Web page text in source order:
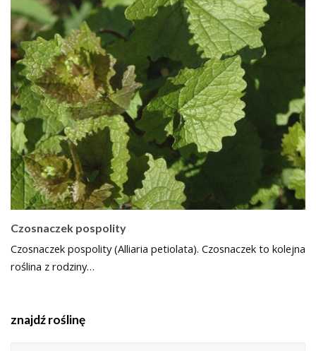
Czosnaczek pospolity
Czosnaczek pospolity (Alliaria petiolata). Czosnaczek to kolejna
roślina z rodziny…
znajdź roślinę